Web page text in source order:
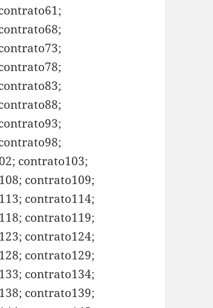
contrato103;
contrato109;
contrato114;
contrato119;
contrato124;
contrato129;
contrato134;
contrato139;